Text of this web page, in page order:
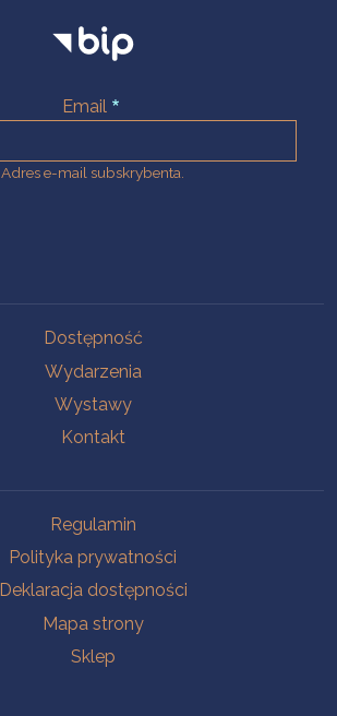
Email
Adres e-mail subskrybenta.
Dostępność
Wydarzenia
Wystawy
Kontakt
Regulamin
Polityka prywatności
Deklaracja dostępności
Mapa strony
Sklep